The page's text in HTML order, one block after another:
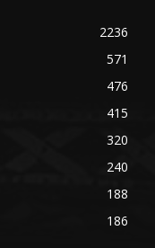
2236
571
476
415
320
240
188
186